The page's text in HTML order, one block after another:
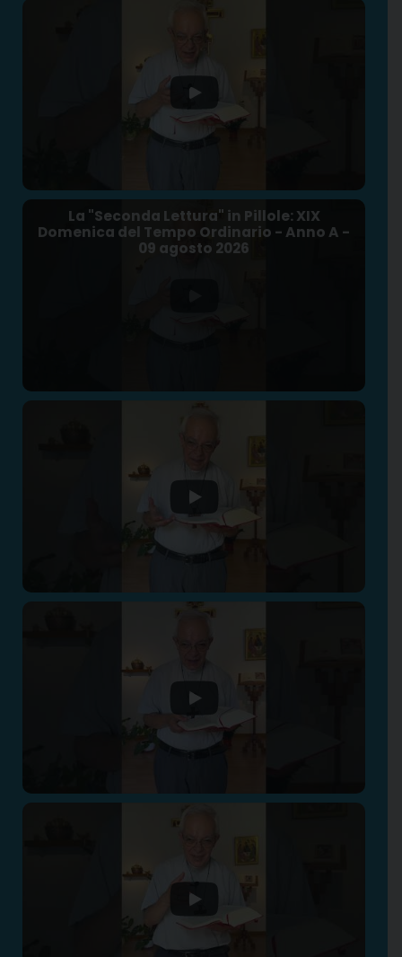
La "Seconda Lettura" in Pillole: XIX
Domenica del Tempo Ordinario - Anno A -
09 agosto 2026